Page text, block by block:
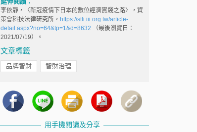
李依靜，〈新冠疫情下日本的數位經濟實踐之路〉，資
策會科技法律研究所， https://stli.iii.org.tw/article-
detail.aspx?no=64&tp=1&d=8632 （最後瀏覽日：
2021/07/19）。
文章標籤
品牌智財 智財治理
用手機閱讀及分享